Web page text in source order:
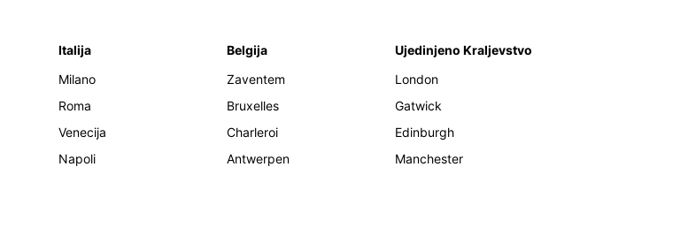
Italija
Milano
Roma
Venecija
Napoli
Belgija
Zaventem
Bruxelles
Charleroi
Antwerpen
Ujedinjeno Kraljevstvo
London
Gatwick
Edinburgh
Manchester